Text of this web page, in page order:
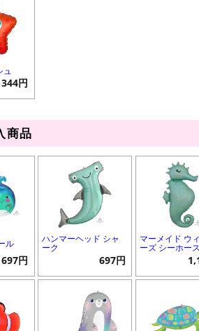
ュ
344円
商品
ル
697円
ハンマーヘッド シャ
ーク
697円
マーメイド ウ
ーズ シーホース